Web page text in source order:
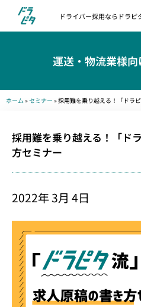
ドライバー採用ならドラピ
運送・物流業様
ホーム »セミナー »採用難を乗り越える！「ドラ
採用難を乗り越える！「ド
方セミナー
2022年 3月 4日